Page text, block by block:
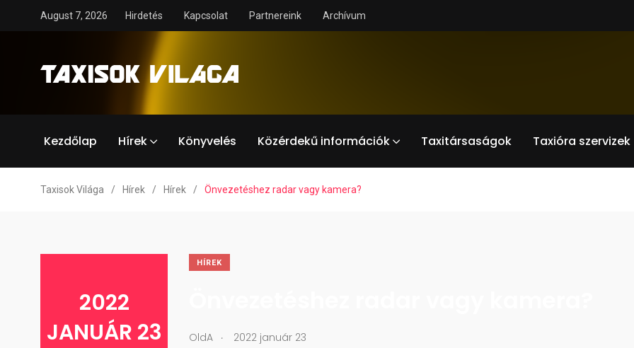
August 7, 2026 Hirdetés Kapcsolat Partnereink Archívum
Kezdőlap Hírek Könyvelés Közérdekű információk Taxitársaságok Taxióra szervizek
Taxisok Világa / Hírek / Hírek / Önvezetéshez radar vagy kamera?
2022
JANUÁR 23
HÍREK
OldA . 2022 január 23